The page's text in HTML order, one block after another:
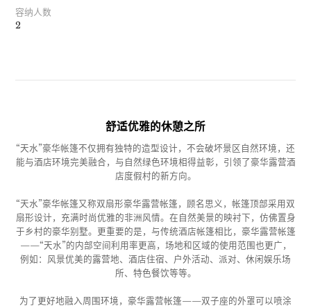
容纳人数
2
舒适优雅的休憩之所
“天水”豪华帐篷不仅拥有独特的造型设计，不会破坏景区自然环境，还
能与酒店环境完美融合，与自然绿色环境相得益彰，引领了豪华露营酒
店度假村的新方向。
“天水”豪华帐篷又称双扇形豪华露营帐篷，顾名思义，帐篷顶部采用双
扇形设计，充满时尚优雅的非洲风情。在自然美景的映衬下，仿佛置身
于乡村的豪华别墅。更重要的是，与传统酒店帐篷相比，豪华露营帐篷
——“天水”的内部空间利用率更高，场地和区域的使用范围也更广，
例如：风景优美的露营地、酒店住宿、户外活动、派对、休闲娱乐场
所、特色餐饮等等。
为了更好地融入周围环境，豪华露营帐篷——双子座的外罩可以喷涂